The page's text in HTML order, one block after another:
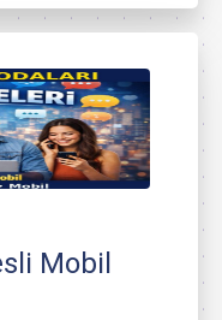
Mobil